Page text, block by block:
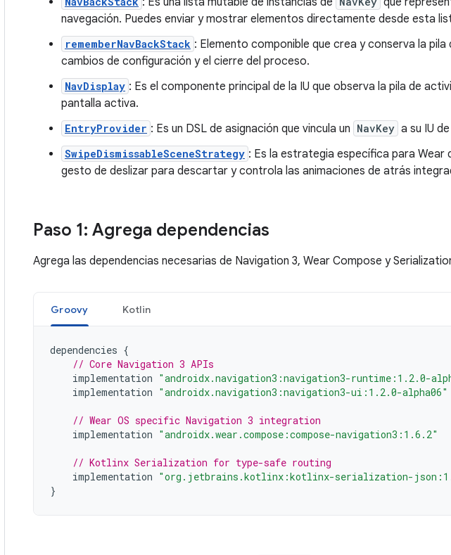
navegación. Puedes enviar y mostrar elementos directamente desde esta
rememberNavBackStack : Elemento componible que crea y conserva la
cambios de configuración y el cierre del proceso.
NavDisplay : Es el componente principal de la IU que observa la pila de
pantalla activa.
EntryProvider : Es un DSL de asignación que vincula un NavKey a su IU de
SwipeDismissableSceneStrategy : Es la estrategia específica para Wear
gesto de deslizar para descartar y controla las animaciones de atrás
Paso 1: Agrega dependencias
Agrega las dependencias necesarias de Navigation 3, Wear Compose y
Groovy Kotlin
dependencies {
// Core Navigation 3 APIs
implementation "androidx.navigation3:navigation3-runtime:1.2.0-
implementation "androidx.navigation3:navigation3-ui:1.2.0-alpha06"
// Wear OS specific Navigation 3 integration
implementation "androidx.wear.compose:compose-navigation3:1.6.2"
// Kotlinx Serialization for type-safe routing
implementation "org.jetbrains.kotlinx:kotlinx-serialization-
}